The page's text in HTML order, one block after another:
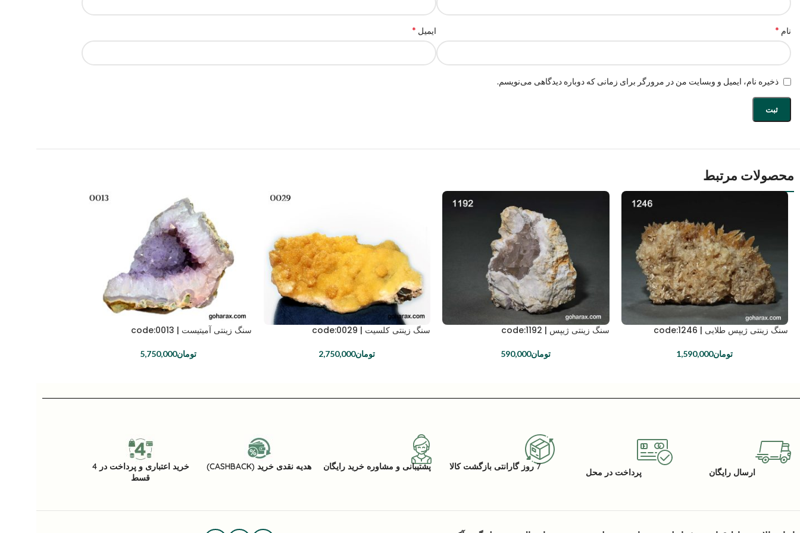
نام * ایمیل *
ذخیره نام، ایمیل و وبسایت من در مرورگر برای زمانی که دوباره دیدگاهی می‌نویسم.
محصولات مرتبط
سنگ زینتی ژیپس طلایی | code:1246
تومان1,590,000
سنگ زینتی ژیپس | code:1192
تومان590,000
سنگ زینتی کلسیت | code:0029
تومان2,750,000
سنگ زینتی آمیتیست | code:0013
تومان5,750,000
ارسال رایگان پرداخت در محل
7 روز گارانتی بازگشت کالا پشتیبانی و مشاوره خرید رایگان هدیه نقدی خرید (CASHBACK)
خرید اعتباری و پرداخت در 4
قسط